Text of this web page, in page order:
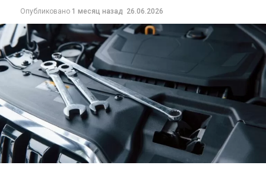
Опубликовано 1 месяц назад 26.06.2026